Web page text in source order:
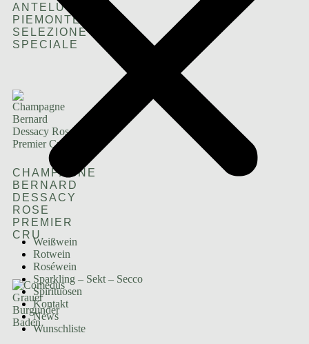
Weißwein
Rotwein
Roséwein
Sparkling – Sekt – Secco
Spirituosen
Kontakt
News
Wunschliste
ANTELUCANO
PIEMONTE
SELEZIONE
SPECIALE
CHAMPAGNE
BERNARD
DESSACY
ROSE
PREMIER
CRU